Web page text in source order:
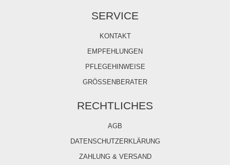
SERVICE
KONTAKT
EMPFEHLUNGEN
PFLEGEHINWEISE
GRÖSSENBERATER
RECHTLICHES
AGB
DATENSCHUTZERKLÄRUNG
ZAHLUNG & VERSAND